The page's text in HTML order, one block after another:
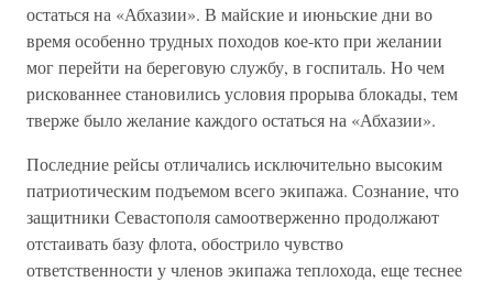
остаться на «Абхазии». В майские и июньские дни во
время особенно трудных походов кое-кто при желании
мог перейти на береговую службу, в госпиталь. Но чем
рискованнее становились условия прорыва блокады, тем
тверже было желание каждого остаться на «Абхазии».
Последние рейсы отличались исключительно высоким
патриотическим подъемом всего экипажа. Сознание, что
защитники Севастополя самоотверженно продолжают
отстаивать базу флота, обострило чувство
ответственности у членов экипажа теплохода, еще теснее